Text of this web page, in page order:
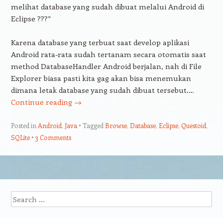
melihat database yang sudah dibuat melalui Android di
Eclipse ???”
Karena database yang terbuat saat develop aplikasi
Android rata-rata sudah tertanam secara otomatis saat
method DatabaseHandler Android berjalan, nah di File
Explorer biasa pasti kita gag akan bisa menemukan
dimana letak database yang sudah dibuat tersebut….
Continue reading →
Posted in Android, Java Tagged Browse, Database, Eclipse, Questoid,
SQLite
3 Comments
Search